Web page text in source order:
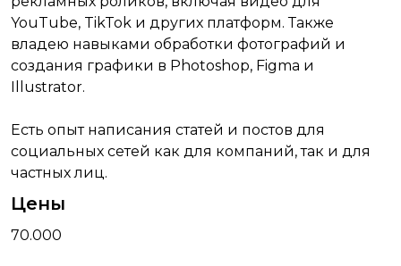
YouTube, TikTok и других платформ. Также
владею навыками обработки фотографий и
создания графики в Photoshop, Figma и
Illustrator.
Есть опыт написания статей и постов для
социальных сетей как для компаний, так и для
частных лиц.
Цены
70.000